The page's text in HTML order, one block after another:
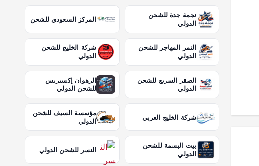
نجمة جدة للشحن
الدولي
المركز السعودي للشحن
النمر المهاجر للشحن
الدولي
شركة الخليج للشحن
الدولي
الصقر السريع للشحن
الدولي
الرهوان إكسبريس
للشحن الدولي
شركة الخليج العربي
مؤسسة السيف للشحن
الدولي
بيت البسمة للشحن
الدولي
النسر للشحن الدولي